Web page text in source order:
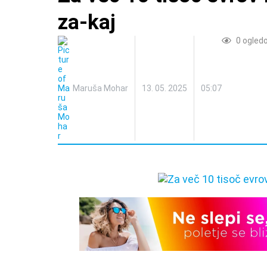
za-kaj
Maruša Mohar 13. 05. 2025 05:07
0